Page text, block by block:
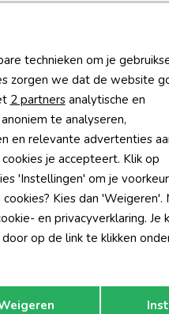
Gymp
Vest Carbon OW Off White
Vanaf 25,17
Marketing cookies
Opslaan
technieken om je
zorgen we dat de website
2 partnersanalytische en
te analyseren,
en relevante advertenties
je accepteert. Klik op
'Instellingen' om je
Kies dan 'Weigeren'.
en privacyverklaring. Je
op de link te klikken